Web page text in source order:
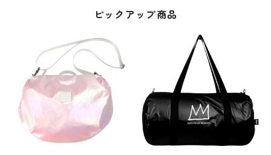
ピックアップ商品